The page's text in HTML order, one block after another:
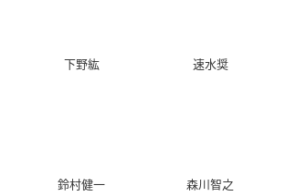
下野紘 速水奨
鈴村健一 森川智之